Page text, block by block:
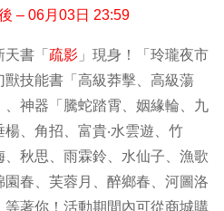
– 06月03日 23:59
書「 疏影 」現身！「玲瓏夜市
技能書「高級莽擊、高級蕩
神器「騰蛇踏霄、姻緣輪、九
、角招、富貴‧水雲遊、竹
秋思、雨霖鈴、水仙子、漁歌
春、芙蓉月、醉鄉春、河圖洛
著你！活動期間內可從商城購